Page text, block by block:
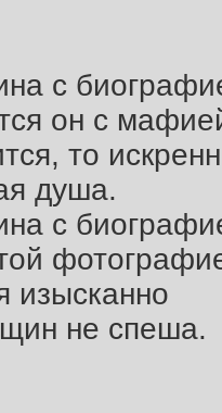
с
он с
то
душа.
с
изысканно
не спеша.